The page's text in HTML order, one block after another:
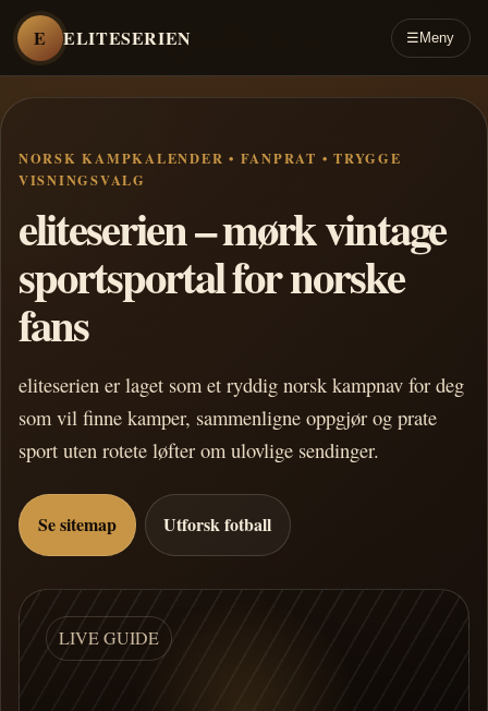
E ELITESERIEN ☰ Meny
NORSK KAMPKALENDER • FANPRAT • TRYGGE
VISNINGSVALG
eliteserien – mørk vintage
sportsportal for norske
fans
eliteserien er laget som et ryddig norsk kampnav for deg
som vil finne kamper, sammenligne oppgjør og prate
sport uten rotete løfter om ulovlige sendinger.
Se sitemap Utforsk fotball
LIVE GUIDE